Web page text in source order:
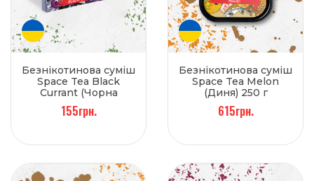
Безнікотинова суміш
Space Tea Black
Currant (Чорна
смородина) 40 г
155грн.
Безнікотинова суміш
Space Tea Melon
(Диня) 250 г
615грн.